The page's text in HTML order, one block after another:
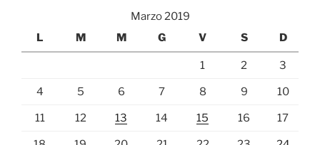
Marzo 2019
L
M M G V S D
1 2 3
4 5 6 7 8 9 10
11 12 13 14 15 16 17